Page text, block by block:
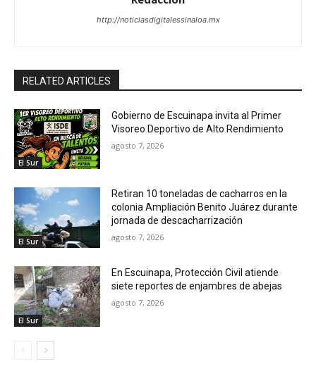
http://noticiasdigitalessinaloa.mx
RELATED ARTICLES
El Sur
Gobierno de Escuinapa invita al Primer
Visoreo Deportivo de Alto Rendimiento
agosto 7, 2026
El Sur
Retiran 10 toneladas de cacharros en la
colonia Ampliación Benito Juárez durante
jornada de descacharrización
agosto 7, 2026
El Sur
En Escuinapa, Protección Civil atiende
siete reportes de enjambres de abejas
agosto 7, 2026